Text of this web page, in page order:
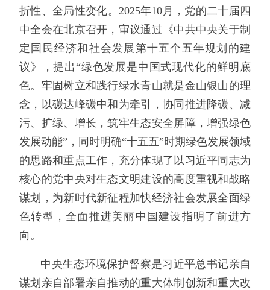
折性、全局性变化。2025年10月，党的二十届四
中全会在北京召开，审议通过《中共中央关于制
定国民经济和社会发展第十五个五年规划的建
议》，提出“绿色发展是中国式现代化的鲜明底
色。牢固树立和践行绿水青山就是金山银山的理
念，以碳达峰碳中和为牵引，协同推进降碳、减
污、扩绿、增长，筑牢生态安全屏障，增强绿色
发展动能”，同时明确“十五五”时期绿色发展领域
的思路和重点工作，充分体现了以习近平同志为
核心的党中央对生态文明建设的高度重视和战略
谋划，为新时代新征程加快经济社会发展全面绿
色转型，全面推进美丽中国建设指明了前进方
向。
中央生态环境保护督察是习近平总书记亲自
谋划亲自部署亲自推动的重大体制创新和重大改